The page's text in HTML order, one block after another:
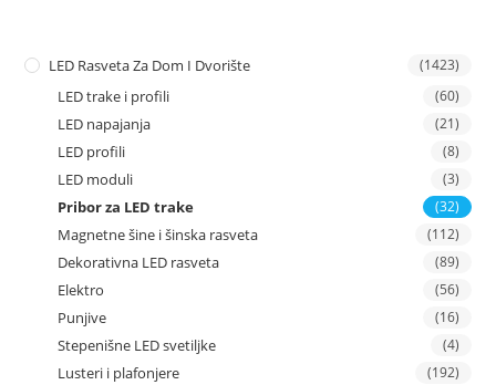
LED Rasveta Za Dom I Dvorište (1423)
LED trake i profili (60)
LED napajanja (21)
LED profili (8)
LED moduli (3)
Pribor za LED trake (32)
Magnetne šine i šinska rasveta (112)
Dekorativna LED rasveta (89)
Elektro (56)
Punjive (16)
Stepenišne LED svetiljke (4)
Lusteri i plafonjere (192)